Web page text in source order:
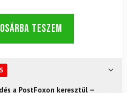
TESZEM
a PostFoxon keresztül –